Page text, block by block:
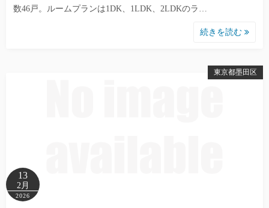
数46戸。ルームプランは1DK、1LDK、2LDKのラ…
続きを読む
東京都墨田区
13
2月
2026